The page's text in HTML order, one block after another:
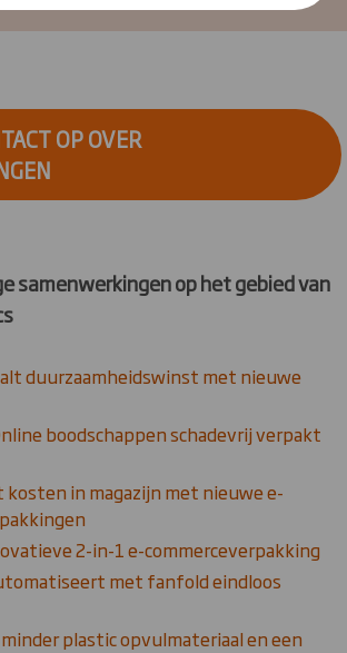
OP OVER
samenwerkingen op het gebied van
duurzaamheidswinst met nieuwe
boodschappen schadevrij verpakt
in magazijn met nieuwe e-
2-in-1 e-commerceverpakking
met fanfold eindloos
plastic opvulmateriaal en een